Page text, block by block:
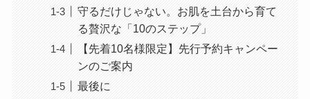
守るだけじゃない。お肌を土台から育て
る贅沢な「10のステップ」
【先着10名様限定】先行予約キャンペー
ンのご案内
最後に